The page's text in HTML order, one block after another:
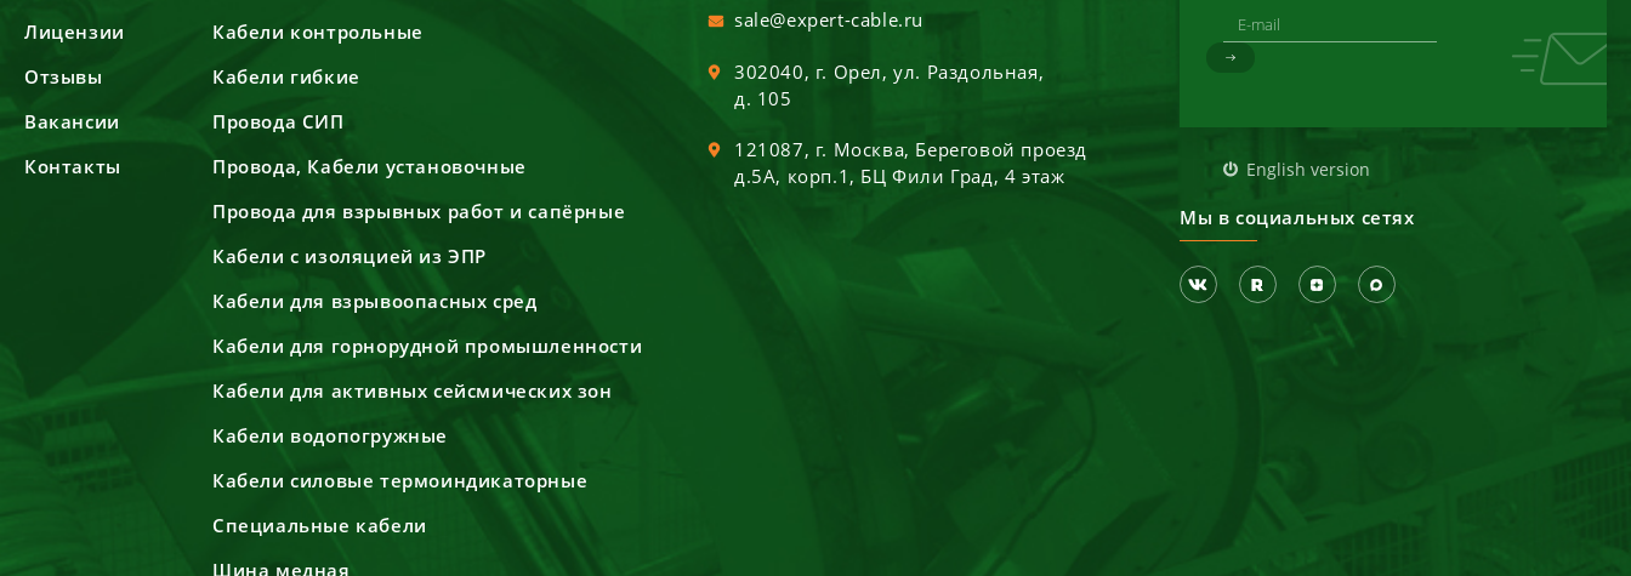
Лицензии
Отзывы
Вакансии
Контакты
Кабели контрольные
Кабели гибкие
Провода СИП
Провода, Кабели установочные
Провода для взрывных работ и сапёрные
Кабели с изоляцией из ЭПР
Кабели для взрывоопасных сред
Кабели для горнорудной промышленности
Кабели для активных сейсмических зон
Кабели водопогружные
Кабели силовые термоиндикаторные
Специальные кабели
Шина медная
sale@expert-cable.ru
302040, г. Орел,ул. Раздольная,
д. 105
121087, г. Москва, Береговой проезд
д.5А, корп.1, БЦ Фили Град, 4 этаж
English version
Мы в социальных сетях